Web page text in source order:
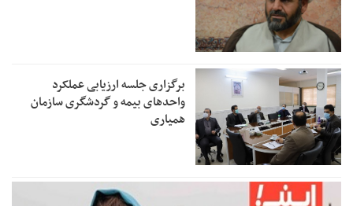
برگزاری جلسه ارزیابی عملکرد
واحدهای بیمه و گردشگری سازمان
همیاری